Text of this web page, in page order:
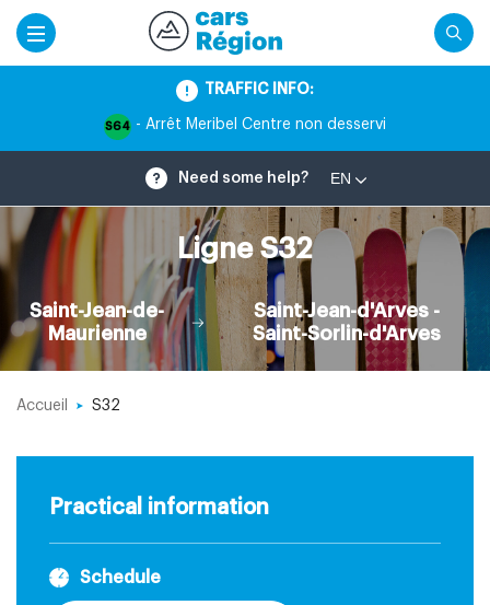
TRAFFIC INFO:
S64 - Arrêt Meribel Centre non desservi
Need some help? EN
Ligne S32
Saint-Jean-de-
Maurienne
Saint-Jean-d'Arves -
Saint-Sorlin-d'Arves
Accueil S32
Practical information
Schedule